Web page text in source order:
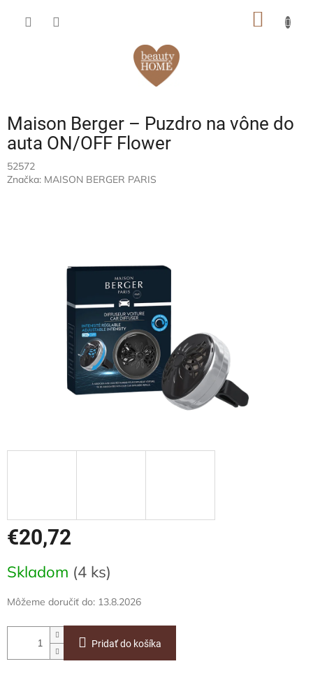
Maison Berger – Puzdro na vône do
auta ON/OFF Flower
52572
Značka: MAISON BERGER PARIS
€20,72
cena:
Skladom (4 ks)
Môžeme doručiť do: 13.8.2026
Pridať do košíka